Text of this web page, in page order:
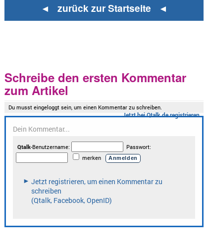
◄ zurück zur Startseite ◄
Schreibe den ersten Kommentar
zum Artikel